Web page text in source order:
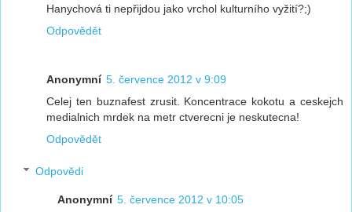
Hanychová ti nepřijdou jako vrchol kulturního vyžití?;)
Odpovědět
Anonymní 5. července 2012 v 9:09
Celej ten buznafest zrusit. Koncentrace kokotu a ceskejch
medialnich mrdek na metr ctverecni je neskutecna!
Odpovědět
Odpovědi
Anonymní 5. července 2012 v 10:05